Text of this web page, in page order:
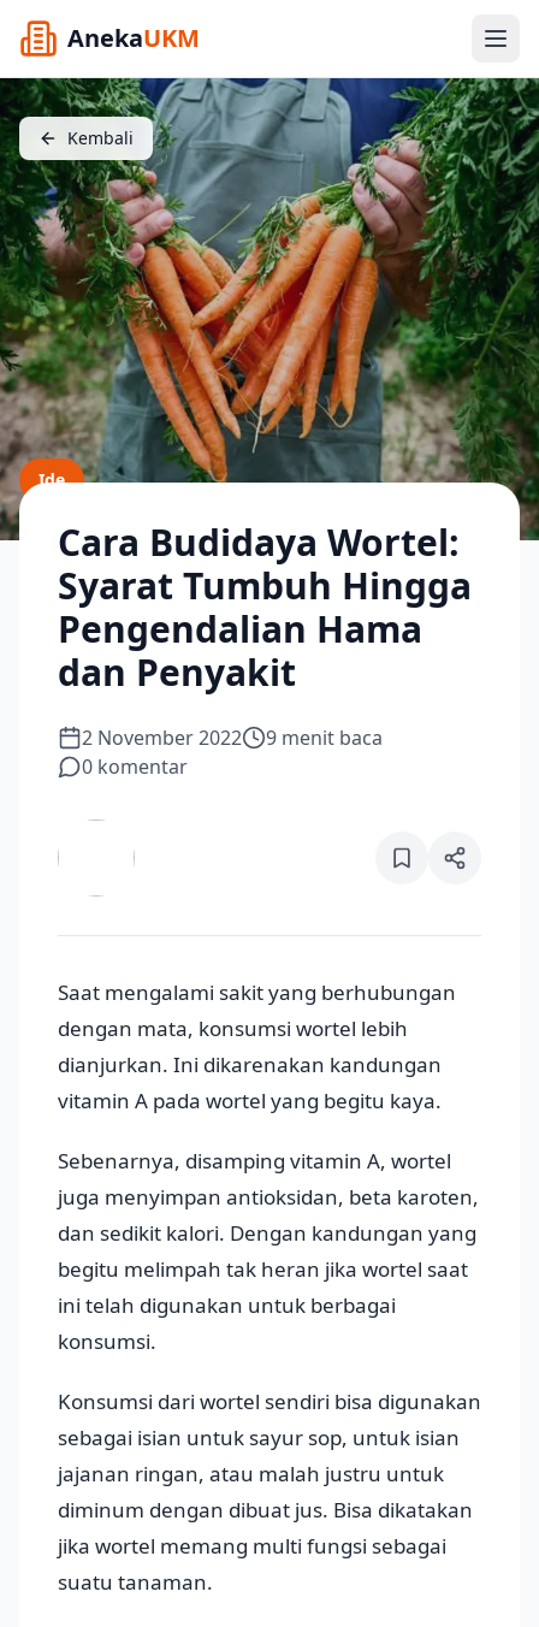
AnekaUKM
Kembali
Ide
Cara Budidaya Wortel:
Syarat Tumbuh Hingga
Pengendalian Hama
dan Penyakit
2 November 2022 9 menit baca
0 komentar
Saat mengalami sakit yang berhubungan
dengan mata, konsumsi wortel lebih
dianjurkan. Ini dikarenakan kandungan
vitamin A pada wortel yang begitu kaya.
Sebenarnya, disamping vitamin A, wortel
juga menyimpan antioksidan, beta karoten,
dan sedikit kalori. Dengan kandungan yang
begitu melimpah tak heran jika wortel saat
ini telah digunakan untuk berbagai
konsumsi.
Konsumsi dari wortel sendiri bisa digunakan
sebagai isian untuk sayur sop, untuk isian
jajanan ringan, atau malah justru untuk
diminum dengan dibuat jus. Bisa dikatakan
jika wortel memang multi fungsi sebagai
suatu tanaman.